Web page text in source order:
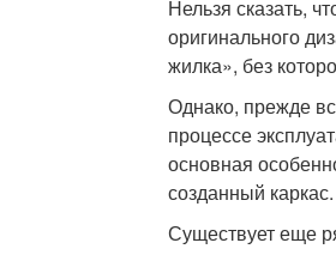
Нельзя сказать,
оригинального
жилка», без
Однако, прежде
процессе
основная
созданный каркас.
Существует еще